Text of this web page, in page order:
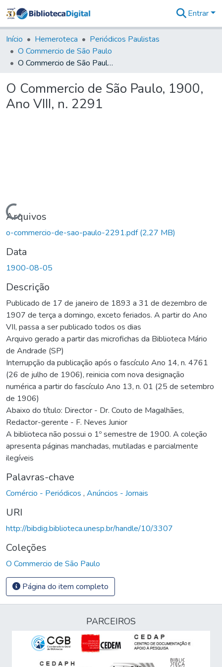
&
Coleções
Tudo na
Biblioteca
Estatísticas
Entrar
Início Hemeroteca
Periódicos Paulistas
O Commercio de São Paulo
O Commercio de São Paulo, 1900, Ano VIII, n. 2291
O Commercio de São Paulo, 1900,
Ano VIII, n. 2291
Carregando...
Arquivos
o-commercio-de-sao-paulo-2291.pdf(2,27 MB)
Data
1900-08-05
Descrição
Publicado de 17 de janeiro de 1893 a 31 de dezembro de
1907 de terça a domingo, exceto feriados. A partir do Ano
VII, passa a ser publicado todos os dias
Arquivo gerado a partir das microfichas da Biblioteca Mário
de Andrade (SP)
Interrupção da publicação após o fascículo Ano 14, n. 4761
(26 de julho de 1906), reinicia com nova designação
numérica a partir do fascículo Ano 13, n. 01 (25 de setembro
de 1906)
Abaixo do título: Director - Dr. Couto de Magalhães,
Redactor-gerente - F. Neves Junior
A biblioteca não possui o 1º semestre de 1900. A coleção
apresenta páginas manchadas, mutiladas e parcialmente
ilegíveis
Palavras-chave
Comércio - Periódicos , Anúncios - Jornais
URI
http://bibdig.biblioteca.unesp.br/handle/10/3307
Coleções
O Commercio de São Paulo
Página do item completo
PARCEIROS